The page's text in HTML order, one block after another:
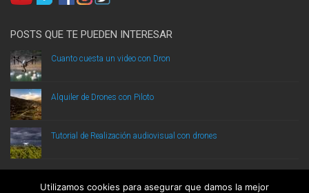
POSTS QUE TE PUEDEN INTERESAR
Cuanto cuesta un video con Dron
Alquiler de Drones con Piloto
Tutorial de Realización audiovisual con drones
Utilizamos cookies para asegurar que damos la mejor